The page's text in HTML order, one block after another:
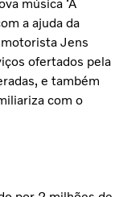
música ‘A
a ajuda da
Jens
ofertados pela
e também
com o